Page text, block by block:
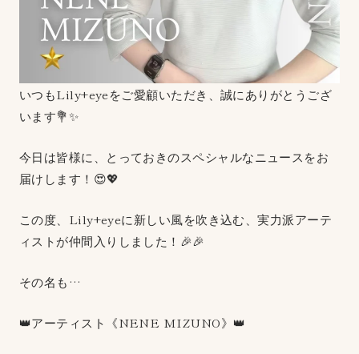
いつもLily+eyeをご愛顧いただき、誠にありがとうござ
います💐✨
今日は皆様に、とっておきのスペシャルなニュースをお
届けします！😍💖
この度、Lily+eyeに新しい風を吹き込む、実力派アーテ
ィストが仲間入りしました！🎉🎉
その名も…
👑アーティスト《NENE MIZUNO》👑